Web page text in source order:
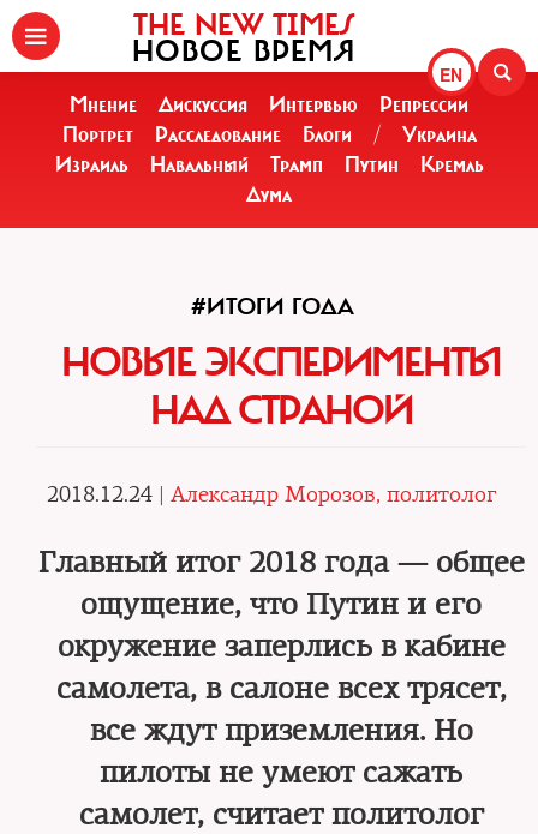
EN
THE NEW TIMES
НОВОЕ ВРЕМЯ
Мнение Дискуссия Интервью
Репрессии
Портрет
Расследование Блоги /
Украина
Израиль
Навальный Трамп Путин
Кремль
Дума
#ИТОГИ ГОДА
НОВЫЕ ЭКСПЕРИМЕНТЫ
НАД СТРАНОЙ
2018.12.24 | Александр Морозов, политолог
Главный итог 2018 года — общее
ощущение, что Путин и его
окружение заперлись в кабине
самолета, в салоне всех трясет,
все ждут приземления. Но
пилоты не умеют сажать
самолет, считает политолог